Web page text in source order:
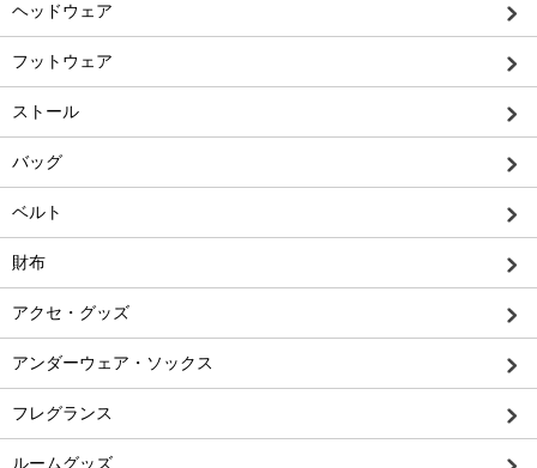
ヘッドウェア
フットウェア
ストール
バッグ
ベルト
財布
アクセ・グッズ
アンダーウェア・ソックス
フレグランス
ルームグッズ